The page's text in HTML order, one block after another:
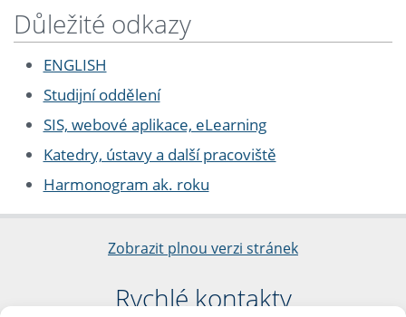
Důležité odkazy
ENGLISH
Studijní oddělení
SIS, webové aplikace, eLearning
Katedry, ústavy a další pracoviště
Harmonogram ak. roku
Zobrazit plnou verzi stránek
Rychlé kontakty